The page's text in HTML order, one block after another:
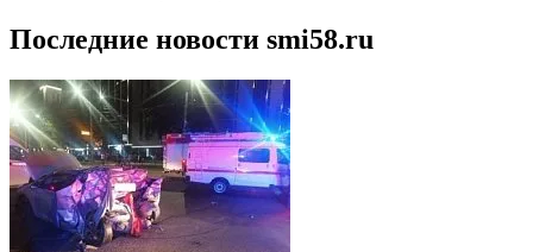
Последние новости smi58.ru